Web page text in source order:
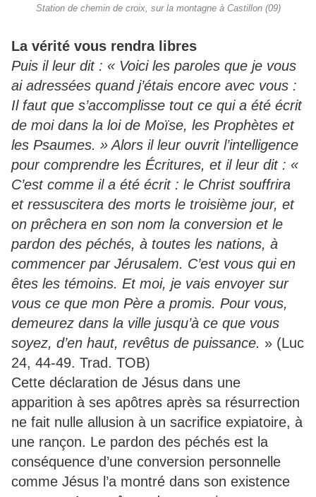
Station de chemin de croix, sur la montagne à Castillon (09)
La vérité vous rendra libres
Puis il leur dit : « Voici les paroles que je vous
ai adressées quand j’étais encore avec vous :
Il faut que s’accomplisse tout ce qui a été écrit
de moi dans la loi de Moïse, les Prophètes et
les Psaumes. » Alors il leur ouvrit l’intelligence
pour comprendre les Écritures, et il leur dit : «
C’est comme il a été écrit : le Christ souffrira
et ressuscitera des morts le troisième jour, et
on prêchera en son nom la conversion et le
pardon des péchés, à toutes les nations, à
commencer par Jérusalem. C’est vous qui en
êtes les témoins. Et moi, je vais envoyer sur
vous ce que mon Père a promis. Pour vous,
demeurez dans la ville jusqu’à ce que vous
soyez, d’en haut, revêtus de puissance. » (Luc
24, 44-49. Trad. TOB)
Cette déclaration de Jésus dans une
apparition à ses apôtres après sa résurrection
ne fait nulle allusion à un sacrifice expiatoire, à
une rançon. Le pardon des péchés est la
conséquence d’une conversion personnelle
comme Jésus l’a montré dans son existence